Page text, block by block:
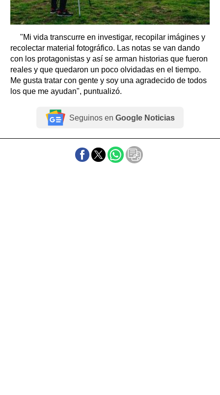
"Mi vida transcurre en investigar, recopilar imágines y
recolectar material fotográfico. Las notas se van dando
con los protagonistas y así se arman historias que fueron
reales y que quedaron un poco olvidadas en el tiempo.
Me gusta tratar con gente y soy una agradecido de todos
los que me ayudan", puntualizó.
Seguinos en Google Noticias